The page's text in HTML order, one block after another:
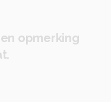
opmerking